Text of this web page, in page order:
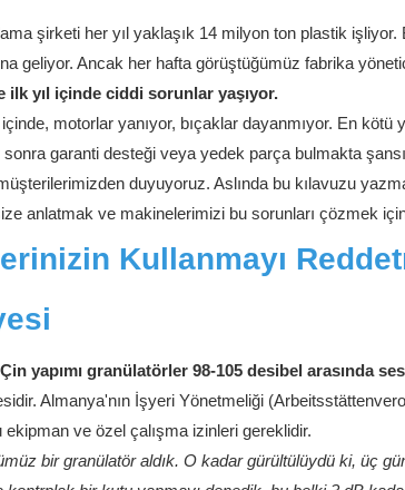
şirketi her yıl yaklaşık 14 milyon ton plastik
geliyor. Ancak her hafta görüştüğümüz fabrika
yıl içinde ciddi sorunlar yaşıyor.
motorlar yanıyor, bıçaklar dayanmıyor. En kötü
garanti desteği veya yedek parça bulmakta
duyuyoruz. Aslında bu kılavuzu
anlatmak ve makinelerimizi bu sorunları çözmek
Kullanmayı
yapımı granülatörler 98-105 desibel arasında ses
Almanya'nın İşyeri Yönetmeliği
ve özel çalışma izinleri gereklidir.
bir granülatör aldık. O kadar gürültülüydü ki, üç